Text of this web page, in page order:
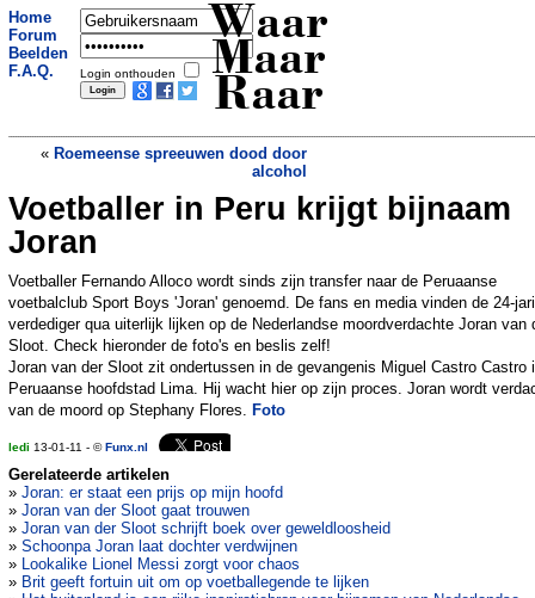
Home
Forum
Beelden
F.A.Q.
Login onthouden
Waar
Maar
Raar
« Roemeense spreeuwen dood door
alcohol
Daarom voelt het goed om naar muziek
te luisteren»
Voetballer in Peru krijgt bijnaam
Joran
Voetballer Fernando Alloco wordt sinds zijn transfer naar de Peruaanse
voetbalclub Sport Boys 'Joran' genoemd. De fans en media vinden de 24-
verdediger qua uiterlijk lijken op de Nederlandse moordverdachte Joran van
Sloot. Check hieronder de foto's en beslis zelf!
Joran van der Sloot zit ondertussen in de gevangenis Miguel Castro Castro
Peruaanse hoofdstad Lima. Hij wacht hier op zijn proces. Joran wordt
van de moord op Stephany Flores. Foto
ledi 13-01-11 - ©Funx.nl
Gerelateerde artikelen
» Joran: er staat een prijs op mijn hoofd
» Joran van der Sloot gaat trouwen
» Joran van der Sloot schrijft boek over geweldloosheid
» Schoonpa Joran laat dochter verdwijnen
» Lookalike Lionel Messi zorgt voor chaos
» Brit geeft fortuin uit om op voetballegende te lijken